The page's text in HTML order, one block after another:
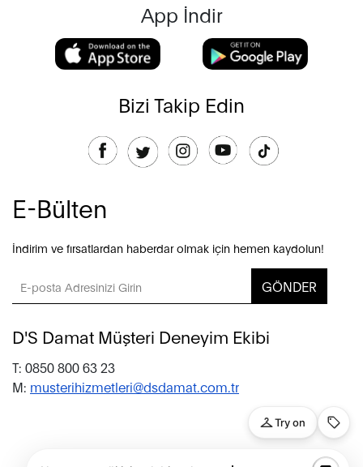
App İndir
Bizi Takip Edin
E-Bülten
İndirim ve fırsatlardan haberdar olmak için hemen kaydolun!
GÖNDER
D'S Damat Müşteri Deneyim Ekibi
T: 0850 800 63 23
M: musterihizmetleri@dsdamat.com.tr